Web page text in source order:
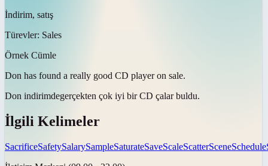
İndirim, satış
Türevler: Sales
Örnek Cümle
Don has found a really good CD player on sale.
Don indirimdegerçekten çok iyi bir CD çalar buldu.
İlgili Kelimeler
SacrificeSafetySalarySampleSaturateSaveScaleScatterSceneSchedule